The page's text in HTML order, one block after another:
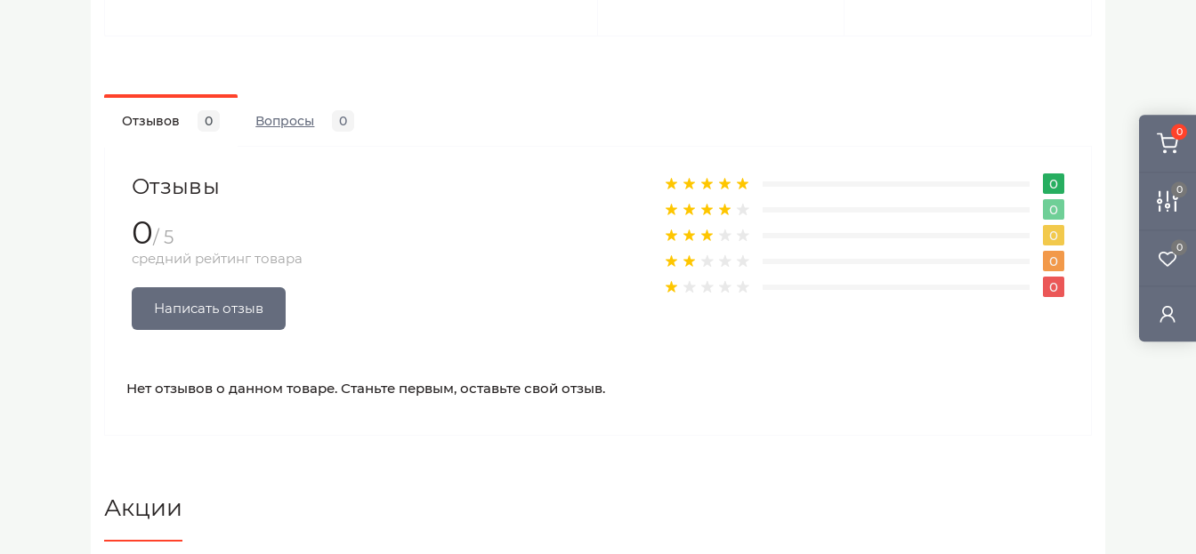
0
0
0
Отзывов 0 Вопросы 0
Отзывы
0/ 5
средний рейтинг товара
Написать отзыв
0
0
0
0
0
Нет отзывов о данном товаре. Станьте первым, оставьте свой отзыв.
Акции